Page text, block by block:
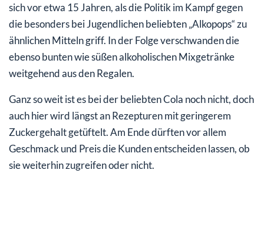
sich vor etwa 15 Jahren, als die Politik im Kampf gegen
die besonders bei Jugendlichen beliebten „Alkopops“ zu
ähnlichen Mitteln griff. In der Folge verschwanden die
ebenso bunten wie süßen alkoholischen Mixgetränke
weitgehend aus den Regalen.
Ganz so weit ist es bei der beliebten Cola noch nicht, doch
auch hier wird längst an Rezepturen mit geringerem
Zuckergehalt getüftelt. Am Ende dürften vor allem
Geschmack und Preis die Kunden entscheiden lassen, ob
sie weiterhin zugreifen oder nicht.